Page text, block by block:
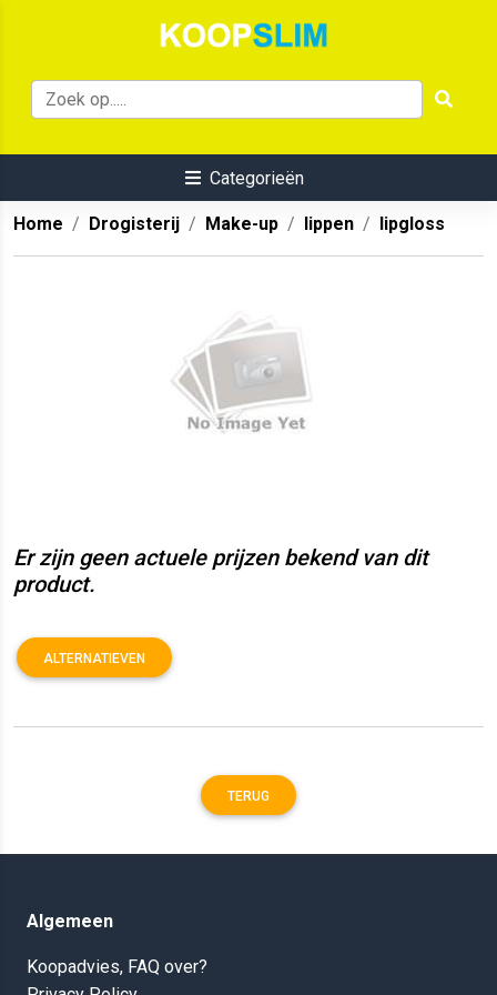
Categorieën
Home Drogisterij Make-up lippen lipgloss
Er zijn geen actuele prijzen bekend van dit
product.
ALTERNATIEVEN
TERUG
Algemeen
Koopadvies, FAQ over?